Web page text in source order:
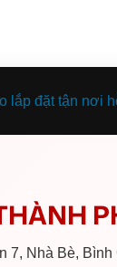
7, Nhà Bè,